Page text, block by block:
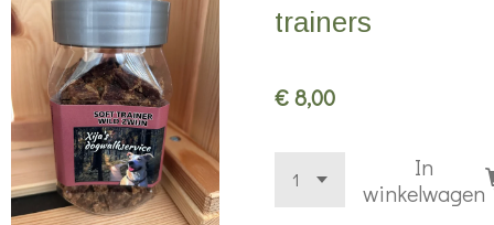
hoofdinhoud
trainers
€ 8,00
In
winkelwagen